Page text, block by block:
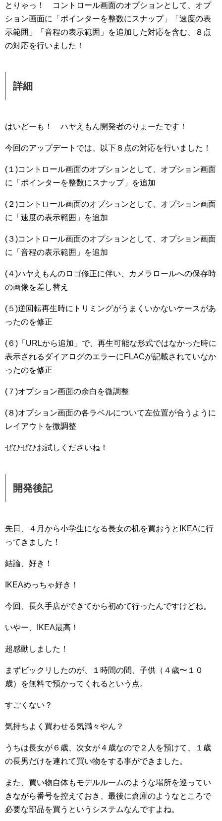
とりゃっ！ コントロール画面のオプションとして、オプ
ション画面に「ポインターを整数にスナップ」「速度の表
示範囲」「音程の表示範囲」を追加した対応を含む、８点
の対応を行いました！
詳細
はいどーも！ ハヤえもん開発者のりょーたです！
今回のアップデートでは、以下８点の対応を行いました！
(１)コントロール画面のオプションとして、オプション画面
に「ポインターを整数にスナップ」を追加
(２)コントロール画面のオプションとして、オプション画面
に「速度の表示範囲」を追加
(３)コントロール画面のオプションとして、オプション画面
に「音程の表示範囲」を追加
(４)ハヤえもんのロゴ修正に伴い、カメラロールへの保存時
の画像を差し替え
(５)逆回転再生時にトリミングがうまくいかないケースがあ
ったのを修正
(６)「URLから追加」で、再生可能な形式ではなかった時に
表示されるダイアログのエラーにFLACが記載されていなか
ったのを修正
(７)オプション画面の余白を微調整
(８)オプション画面の各ラベルについて左位置が合うように
レイアウトを微調整
ぜひぜひお試しくださいね！
開発後記
先日、４月から小学生になる長女の机を買おうとIKEAに行
ってきました！
結論、好き！
IKEAめっちゃ好き！
今回、長久手店ができてから初めて行ったんですけどね。
いやー、IKEA最高！
超感動しました！
まずビックリしたのが、１時間の間、子供（４歳〜１０
歳）を無料で預かってくれるという点。
すごくない？
気持ちよく買わせる気満々やん？
うちは長女が６歳、次女が４歳なので２人を預けて、１歳
の長男だけを連れて買い物をする事ができました。
また、買い物自体もモデルルームのような場所を巡ってい
きながら番号を控えておき、最後に倉庫のようなところで
必要な部品を買うというシステムなんですよね。